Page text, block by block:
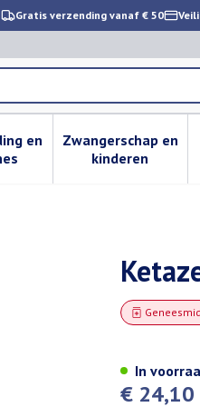
Gratis verzending vanaf € 50
verzorging en
en
submenu voor Dieet,
Zwangerschap en
kinderen
Toon
Opl Fl
€ 24,10
In